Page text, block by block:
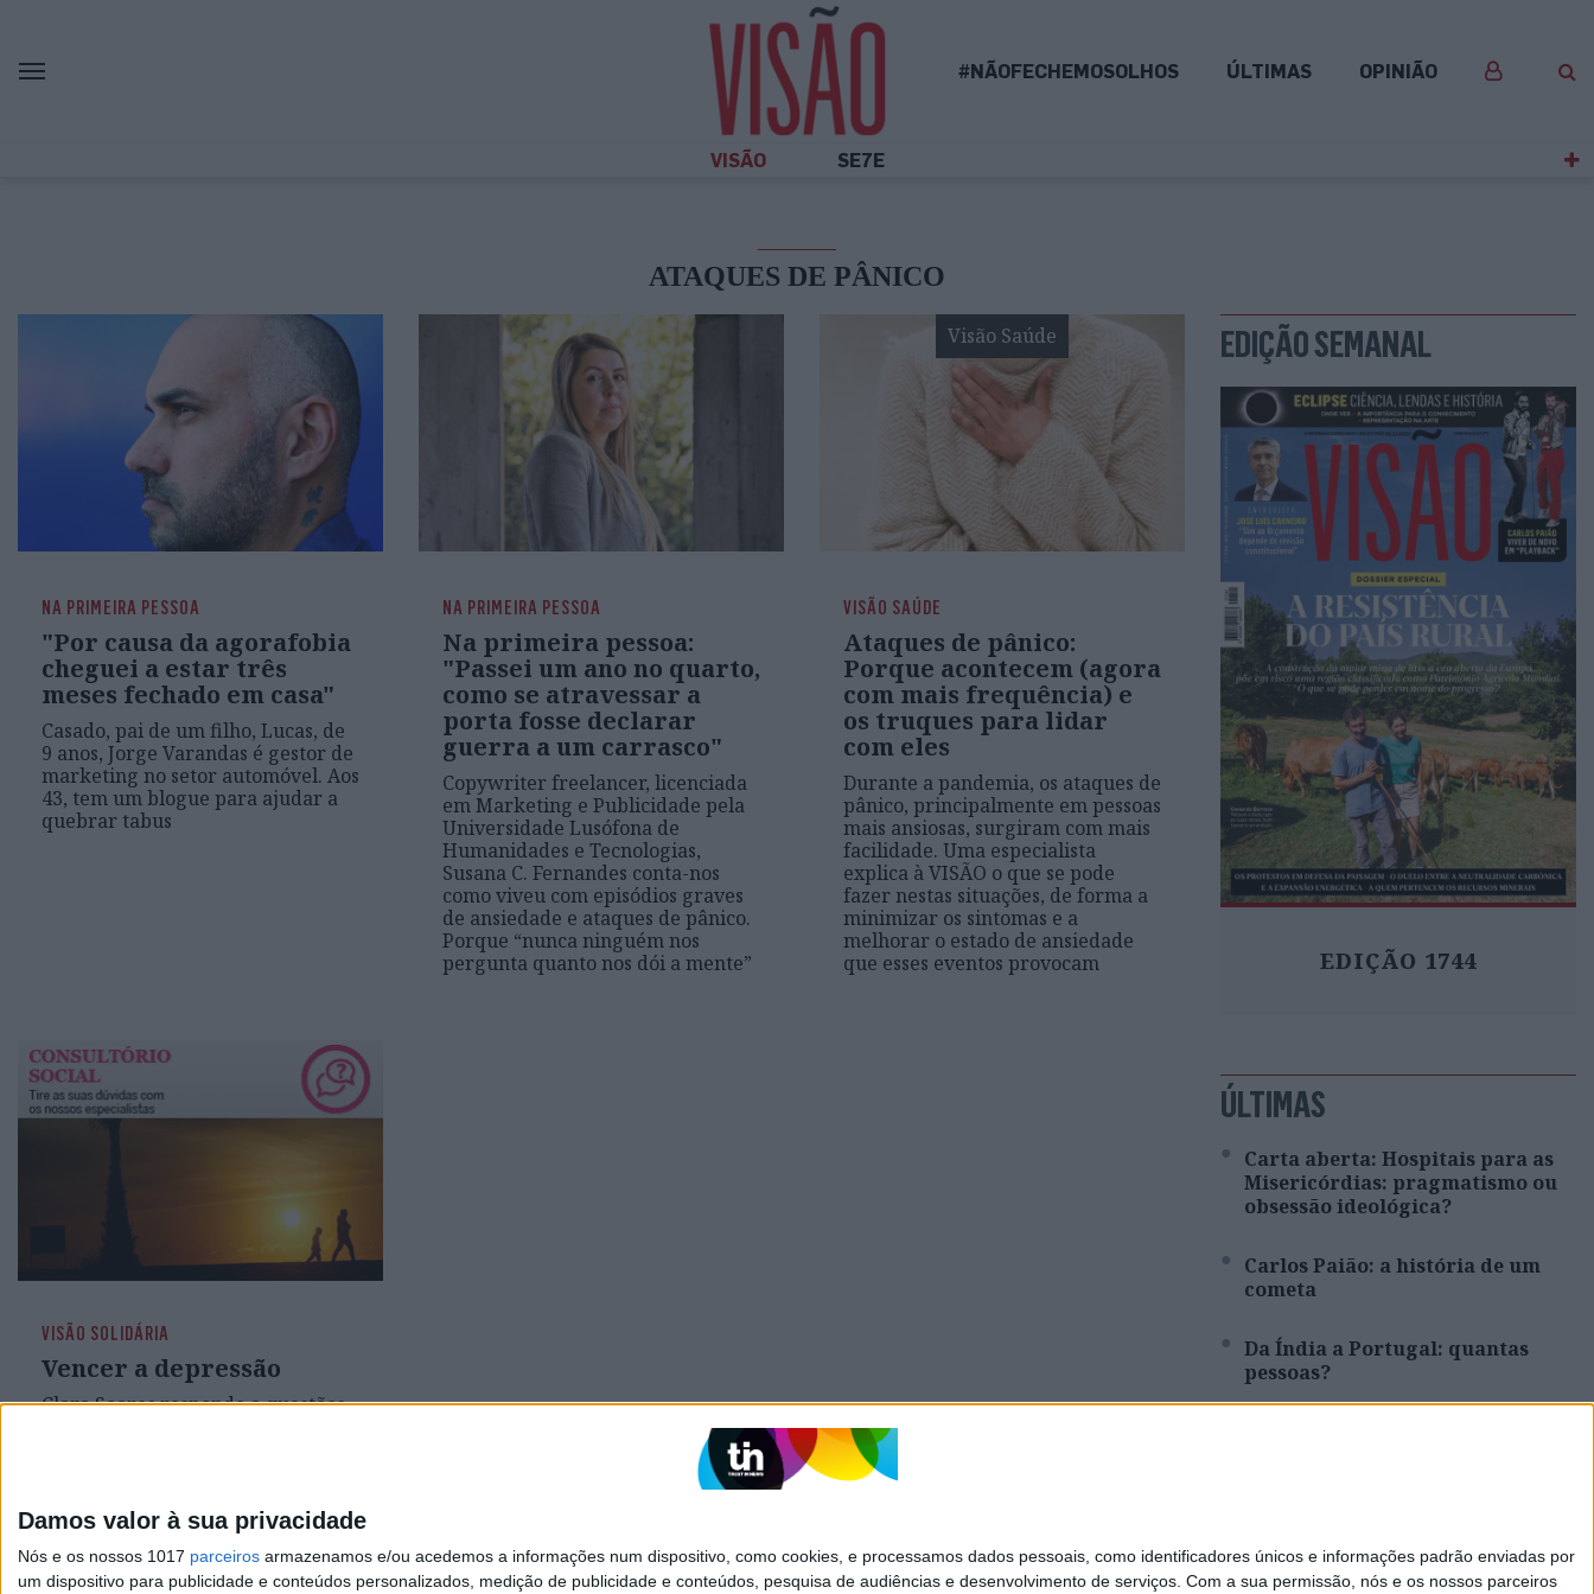
Damos valor à sua privacidade
Nós e os nossos 1017 parceiros armazenamos e/ou acedemos a informações num dispositivo, como cookies, e processamos dados pessoais, como identificadores únicos e informações padrão enviadas por
um dispositivo para publicidade e conteúdos personalizados, medição de publicidade e conteúdos, pesquisa de audiências e desenvolvimento de serviços. Com a sua permissão, nós e os nossos parceiros
#NÃOFECHEMOSOLHOS ÚLTIMAS OPINIÃO
VISÃO SE7E
ATAQUES DE PÂNICO
NA PRIMEIRA PESSOA
"Por causa da agorafobia
cheguei a estar três
meses fechado em casa"
Casado, pai de um filho, Lucas, de
9 anos, Jorge Varandas é gestor de
marketing no setor automóvel. Aos
43, tem um blogue para ajudar a
quebrar tabus
NA PRIMEIRA PESSOA
Na primeira pessoa:
"Passei um ano no quarto,
como se atravessar a
porta fosse declarar
guerra a um carrasco"
Copywriter freelancer, licenciada
em Marketing e Publicidade pela
Universidade Lusófona de
Humanidades e Tecnologias,
Susana C. Fernandes conta-nos
como viveu com episódios graves
de ansiedade e ataques de pânico.
Porque “nunca ninguém nos
pergunta quanto nos dói a mente”
Visão Saúde
VISÃO SAÚDE
Ataques de pânico:
Porque acontecem (agora
com mais frequência) e
os truques para lidar
com eles
Durante a pandemia, os ataques de
pânico, principalmente em pessoas
mais ansiosas, surgiram com mais
facilidade. Uma especialista
explica à VISÃO o que se pode
fazer nestas situações, de forma a
minimizar os sintomas e a
melhorar o estado de ansiedade
que esses eventos provocam
VISÃO SOLIDÁRIA
Vencer a depressão
Clara Soares responde a questões
EDIÇÃO SEMANAL
EDIÇÃO 1744
ÚLTIMAS
Carta aberta: Hospitais para as
Misericórdias: pragmatismo ou
obsessão ideológica?
Carlos Paião: a história de um
cometa
Da Índia a Portugal: quantas
pessoas?
Alberto Cupeto